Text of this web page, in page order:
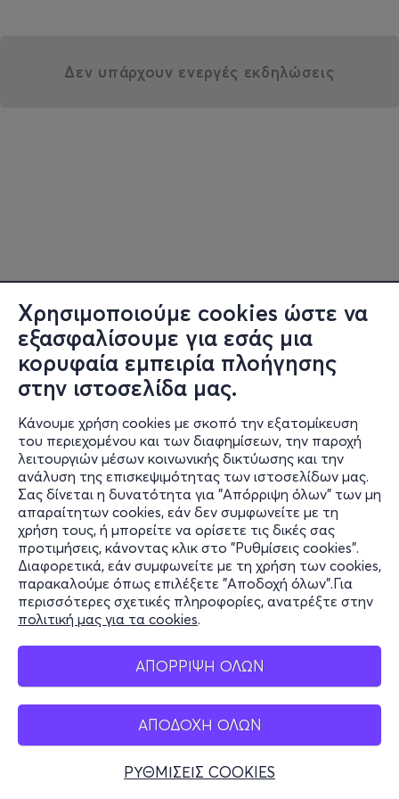
Χρησιμοποιούμε cookies ώστε να
εξασφαλίσουμε για εσάς μια
κορυφαία εμπειρία πλοήγησης
στην ιστοσελίδα μας.
Κάνουμε χρήση cookies με σκοπό την εξατομίκευση
του περιεχομένου και των διαφημίσεων, την παροχή
λειτουργιών μέσων κοινωνικής δικτύωσης και την
ανάλυση της επισκεψιμότητας των ιστοσελίδων μας.
Σας δίνεται η δυνατότητα για "Απόρριψη όλων" των μη
απαραίτητων cookies, εάν δεν συμφωνείτε με τη
χρήση τους, ή μπορείτε να ορίσετε τις δικές σας
προτιμήσεις, κάνοντας κλικ στο "Ρυθμίσεις cookies".
Διαφορετικά, εάν συμφωνείτε με τη χρήση των cookies,
παρακαλούμε όπως επιλέξετε "Αποδοχή όλων".Για
περισσότερες σχετικές πληροφορίες, ανατρέξτε στην
πολιτική μας για τα cookies.
ΑΠΟΡΡΙΨΗ ΟΛΩΝ
ΑΠΟΔΟΧΗ ΟΛΩΝ
ΡΥΘΜΙΣΕΙΣ COOKIES
Δεν υπάρχουν ενεργές εκδηλώσεις